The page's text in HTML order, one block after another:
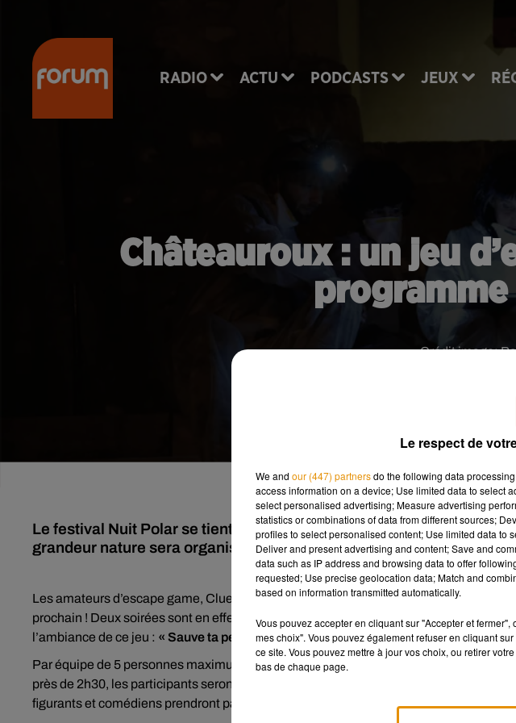
RADIO ACTU PODCASTS JEUX
Châteauroux : un jeu
Crédit image:
Le festival Nuit Polar se tient du 9 au 19 octobre à Châteauroux. À
grandeur nature sera organisé dans les rues de la ville !
Les amateurs d’escape game, Cluedo et autres jeux d’énigmes ont rendez-vous à
prochain ! Deux soirées sont en effet proposées pour la 6
édition de l’événement.
l’ambiance de ce jeu : « Sauve ta peau ! »
Par équipe de 5 personnes maximum, vous serez invités à enquêter dans les rues de
près de 2h30, les participants seront en immersion total dans un univers créé tout
figurants et comédiens prendront part à la soirée, qui s’annonce particulièrement
Le respect de
We and our (447) partnersdo the following data
access information on a device; Use limited data to select
select personalised advertising; Measure advertising
statistics or combinations of data from different sources;
profiles to select personalised content; Use limited data to
Deliver and present advertising and content; Save and
data such as IP address and browsing data to offer
requested; Use precise geolocation data; Match and
based on information transmitted automatically.
Vous pouvez accepter en cliquant sur "Accepter et
mes choix". Vous pouvez également refuser en cliquant
ce site. Vous pouvez mettre à jour vos choix, ou retirer
bas de chaque page.